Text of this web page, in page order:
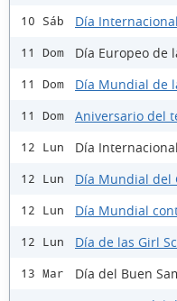
10 Sáb Día
11 Dom Día Europeo de
11 Dom Día Mundial de
11 Dom Aniversario del
12 Lun Día
12 Lun Día Mundial del
12 Lun Día Mundial
12 Lun Día de las Girl
13 Mar Día del Buen